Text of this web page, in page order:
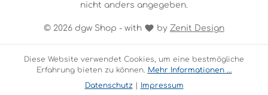
© 2026 dgw Shop - with by Zenit Design
nicht anders angegeben.
Diese Website verwendet Cookies, um eine bestmögliche
Erfahrung bieten zu können. Mehr Informationen ...
Datenschutz| Impressum